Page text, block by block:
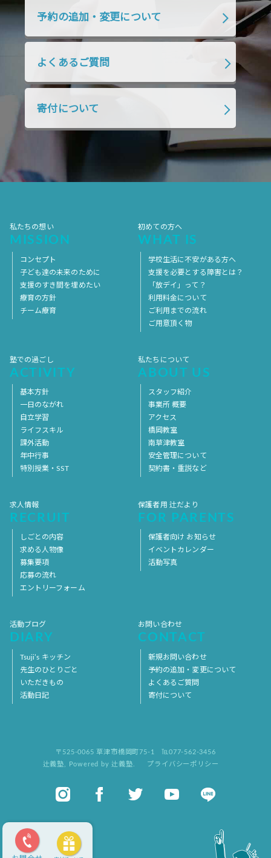
2019年4月
2018年7月 2018年6月
2018年4月 2018年3月 2018年2月
2018年1月 2017年12月
2017年10月 2017年9月 2017年8月
2017年5月
2017年4月
予約の追加・変更について
よくあるご質問
寄付について
私たちの想い
MISSION
コンセプト
子ども達の未来のために
支援のすき間を埋めたい
療育の方針
チーム療育
初めての方へ
WHAT IS
学校生活に不安がある方へ
支援を必要とする障害とは？
「放デイ」って？
利用料金について
ご利用までの流れ
ご用意頂く物
塾での過ごし
ACTIVITY
基本方針
一日のながれ
自立学習
ライフスキル
課外活動
年中行事
特別授業・SST
私たちについて
ABOUT US
スタッフ紹介
事業所 概要
アクセス
橋岡教室
南草津教室
安全管理について
契約書・重説など
求人情報
RECRUIT
しごとの内容
求める人物像
募集要項
応募の流れ
エントリーフォーム
保護者用 辻だより
FOR PARENTS
保護者向け お知らせ
イベントカレンダー
活動写真
活動ブログ
DIARY
Tsuji’s キッチン
先生のひとりごと
いただきもの
活動日記
お問い合わせ
CONTACT
新規お問い合わせ
予約の追加・変更について
よくあるご質問
寄付について
〒525-0065 草津市橋岡町75-1
℡077-562-3456
辻義塾
Powered by 辻義塾. プライバシーポリシー